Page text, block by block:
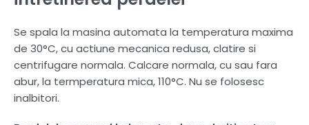
Se spala la masina automata la temperatura maxima
de 30°C, cu actiune mecanica redusa, clatire si
centrifugare normala. Calcare normala, cu sau fara
abur, la termperatura mica, 110°C. Nu se folosesc
inalbitori.